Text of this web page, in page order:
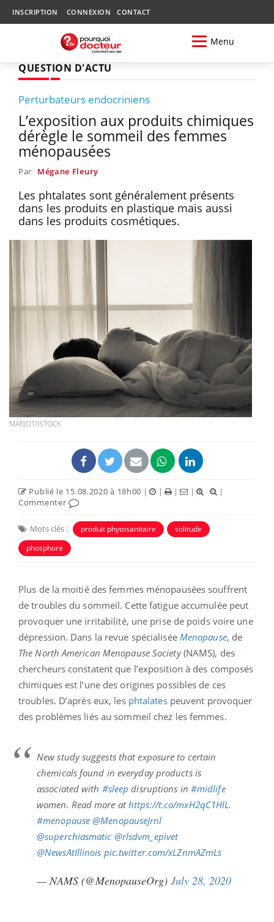
INSCRIPTION CONNEXION CONTACT
Menu
QUESTION D'ACTU
Perturbateurs endocriniens
L’exposition aux produits chimiques
dérègle le sommeil des femmes
ménopausées
Par Mégane Fleury
Les phtalates sont généralement présents
dans les produits en plastique mais aussi
dans les produits cosmétiques.
MARJOT/ISTOCK
Publié le 15.08.2020 à 18h00 | | | |
|
Commenter
Mots clés : produit phytosanitaire
solitude
phosphore
Plus de la moitié des femmes ménopausées souffrent
de troubles du sommeil. Cette fatigue accumulée peut
provoquer une irritabilité, une prise de poids voire une
dépression. Dans la revue spécialisée Menopause, de
The North American Menopause Society(NAMS), des
chercheurs constatent que l’exposition à des composés
chimiques est l’une des origines possibles de ces
troubles. D’après eux, les phtalatespeuvent provoquer
des problèmes liés au sommeil chez les femmes.
New study suggests that exposure to certain
chemicals found in everyday products is
associated with #sleep disruptions in #midlife
women. Read more athttps://t.co/mxH2qC1HlL.
#menopause @MenopauseJrnl
@superchiasmatic @rlsdvm_epivet
@NewsAtIllinois pic.twitter.com/xLZnmAZmLs
— NAMS (@MenopauseOrg) July 28, 2020